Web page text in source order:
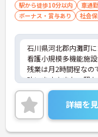
駅から徒歩10分以内 車通
ボーナス・賞与あり
社会
石川県河北郡内灘町
看護小規模多機能施
残業は月2時間程なの
叶います☆また、駅
ー通勤も可能なので
ご興味のある方には
に詳細をお話しいた
さい！
詳細を